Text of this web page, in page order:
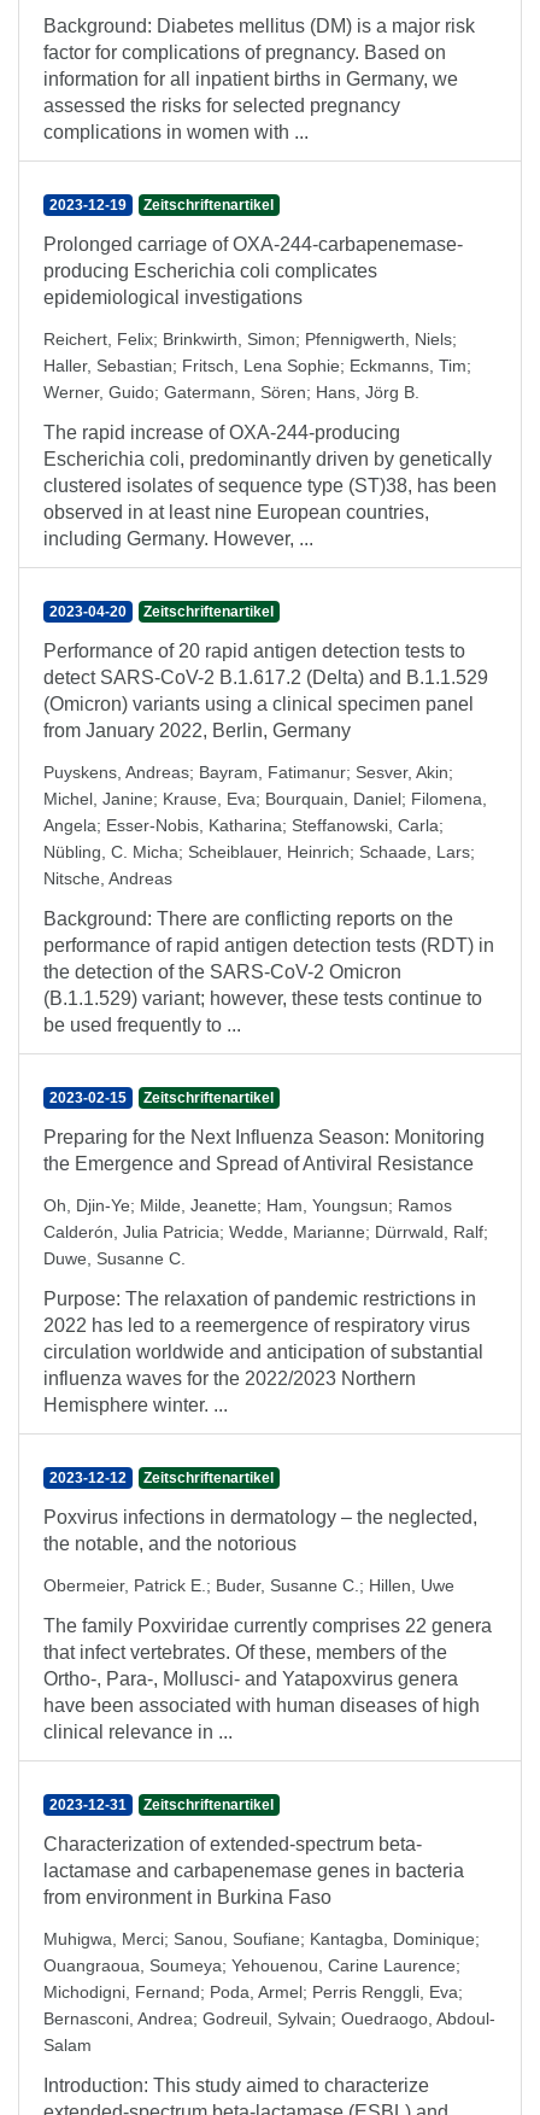
Background: Diabetes mellitus (DM) is a major risk
factor for complications of pregnancy. Based on
information for all inpatient births in Germany, we
assessed the risks for selected pregnancy
complications in women with ...
2023-12-19 Zeitschriftenartikel
Prolonged carriage of OXA-244-carbapenemase-
producing Escherichia coli complicates
epidemiological investigations
Reichert, Felix; Brinkwirth, Simon; Pfennigwerth, Niels;
Haller, Sebastian; Fritsch, Lena Sophie; Eckmanns, Tim;
Werner, Guido; Gatermann, Sören; Hans, Jörg B.
The rapid increase of OXA-244-producing
Escherichia coli, predominantly driven by genetically
clustered isolates of sequence type (ST)38, has been
observed in at least nine European countries,
including Germany. However, ...
2023-04-20 Zeitschriftenartikel
Performance of 20 rapid antigen detection tests to
detect SARS-CoV-2 B.1.617.2 (Delta) and B.1.1.529
(Omicron) variants using a clinical specimen panel
from January 2022, Berlin, Germany
Puyskens, Andreas; Bayram, Fatimanur; Sesver, Akin;
Michel, Janine; Krause, Eva; Bourquain, Daniel; Filomena,
Angela; Esser-Nobis, Katharina; Steffanowski, Carla;
Nübling, C. Micha; Scheiblauer, Heinrich; Schaade, Lars;
Nitsche, Andreas
Background: There are conflicting reports on the
performance of rapid antigen detection tests (RDT) in
the detection of the SARS-CoV-2 Omicron
(B.1.1.529) variant; however, these tests continue to
be used frequently to ...
2023-02-15 Zeitschriftenartikel
Preparing for the Next Influenza Season: Monitoring
the Emergence and Spread of Antiviral Resistance
Oh, Djin-Ye; Milde, Jeanette; Ham, Youngsun; Ramos
Calderón, Julia Patricia; Wedde, Marianne; Dürrwald, Ralf;
Duwe, Susanne C.
Purpose: The relaxation of pandemic restrictions in
2022 has led to a reemergence of respiratory virus
circulation worldwide and anticipation of substantial
influenza waves for the 2022/2023 Northern
Hemisphere winter. ...
2023-12-12 Zeitschriftenartikel
Poxvirus infections in dermatology – the neglected,
the notable, and the notorious
Obermeier, Patrick E. ; Buder, Susanne C. ; Hillen, Uwe
The family Poxviridae currently comprises 22 genera
that infect vertebrates. Of these, members of the
Ortho-, Para-, Mollusci- and Yatapoxvirus genera
have been associated with human diseases of high
clinical relevance in ...
2023-12-31 Zeitschriftenartikel
Characterization of extended-spectrum beta-
lactamase and carbapenemase genes in bacteria
from environment in Burkina Faso
Muhigwa, Merci; Sanou, Soufiane; Kantagba, Dominique;
Ouangraoua, Soumeya; Yehouenou, Carine Laurence;
Michodigni, Fernand; Poda, Armel; Perris Renggli, Eva;
Bernasconi, Andrea; Godreuil, Sylvain; Ouedraogo, Abdoul-
Salam
Introduction: This study aimed to characterize